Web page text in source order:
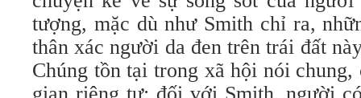
tượng, mặc dù như Smith chỉ ra,
thân xác người da đen trên trái đất
Chúng tồn tại trong xã hội nói